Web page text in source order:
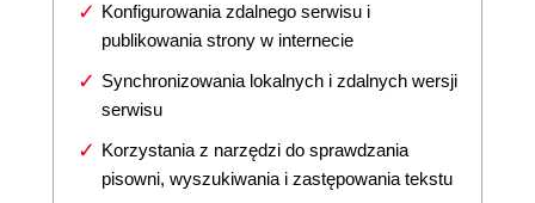
Konfigurowania zdalnego serwisu i
publikowania strony w internecie
Synchronizowania lokalnych i zdalnych wersji
serwisu
Korzystania z narzędzi do sprawdzania
pisowni, wyszukiwania i zastępowania tekstu